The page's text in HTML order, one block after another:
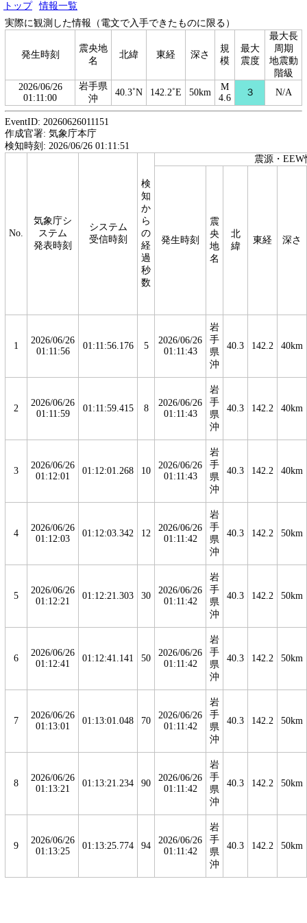
トップ
情報一覧
実際に観測した情報（電文で入手できたものに限る）
発生時刻
震央地
名
北緯 東経 深さ
規
模
最大
震度
最大長
周期
地震動
階級
2026/06/26
01:11:00
岩手県
沖
40.3˚N 142.2˚E 50km
M
4.6
３ N/A
EventID: 20260626011151
作成官署: 気象庁本庁
検知時刻: 2026/06/26 01:11:51
No.
気象庁シ
ステム
発表時刻
システム
受信時刻
検
知
か
ら
の
経
過
秒
数
震源・EEW
発生時刻
震
央
地
名
北
緯
東経 深さ
1
2026/06/26
01:11:56
01:11:56.176 5
2026/06/26
01:11:43
岩
手
県
沖
40.3 142.2 40km
2
2026/06/26
01:11:59
01:11:59.415 8
2026/06/26
01:11:43
岩
手
県
沖
40.3 142.2 40km
3
2026/06/26
01:12:01
01:12:01.268 10
2026/06/26
01:11:43
岩
手
県
沖
40.3 142.2 40km
4
2026/06/26
01:12:03
01:12:03.342 12
2026/06/26
01:11:42
岩
手
県
沖
40.3 142.2 50km
5
2026/06/26
01:12:21
01:12:21.303 30
2026/06/26
01:11:42
岩
手
県
沖
40.3 142.2 50km
6
2026/06/26
01:12:41
01:12:41.141 50
2026/06/26
01:11:42
岩
手
県
沖
40.3 142.2 50km
7
2026/06/26
01:13:01
01:13:01.048 70
2026/06/26
01:11:42
岩
手
県
沖
40.3 142.2 50km
8
2026/06/26
01:13:21
01:13:21.234 90
2026/06/26
01:11:42
岩
手
県
沖
40.3 142.2 50km
9
2026/06/26
01:13:25
01:13:25.774 94
2026/06/26
01:11:42
岩
手
県
沖
40.3 142.2 50km